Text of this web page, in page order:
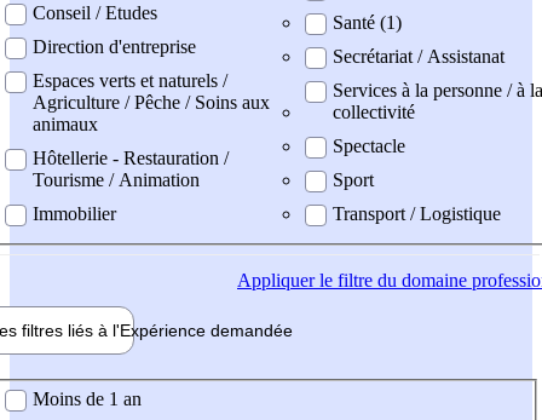
Conseil / Etudes
Direction d'entreprise
Espaces verts et naturels /
Agriculture / Pêche / Soins aux
animaux
Hôtellerie - Restauration /
Tourisme / Animation
Immobilier
Santé (1)
Secrétariat / Assistanat
Services à la personne / à la
collectivité
Spectacle
Sport
Transport / Logistique
Appliquerle filtre du domaine
filtres liés à l'Expérience demandée
demandée
Moins de 1 an